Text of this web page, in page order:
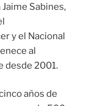
Sabines,
y el Nacional
al
desde 2001.
años de